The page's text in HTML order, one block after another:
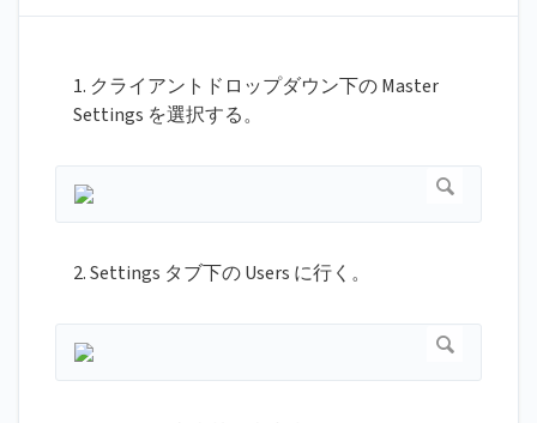
1. クライアントドロップダウン下の Master
Settings を選択する。
2. Settings タブ下の Users に行く。